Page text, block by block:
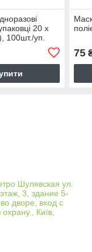
20 х
100шт./уп.
75
Шулявская ул.
3, здание 5-
дворе, вход с
Київ,